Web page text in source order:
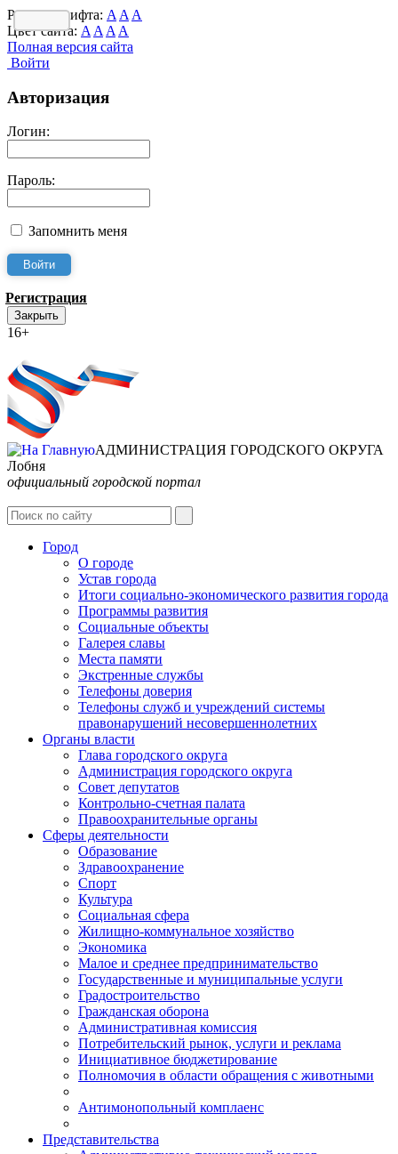
Размер шрифта: A A A
Цвет сайта: A A A A
Полная версия сайта
Войти
Авторизация
Логин:
Пароль:
Запомнить меня
Регистрация
Закрыть
16+
АДМИНИСТРАЦИЯ ГОРОДСКОГО ОКРУГА
Лобня
официальный городской портал
Город
О городе
Устав города
Итоги социально-экономического развития города
Программы развития
Социальные объекты
Галерея славы
Места памяти
Экстренные службы
Телефоны доверия
Телефоны служб и учреждений системы
правонарушений несовершеннолетних
Органы власти
Глава городского округа
Администрация городcкого округа
Совет депутатов
Контрольно-счетная палата
Правоохранительные органы
Сферы деятельности
Образование
Здравоохранение
Спорт
Культура
Социальная сфера
Жилищно-коммунальное хозяйство
Экономика
Малое и среднее предпринимательство
Государственные и муниципальные услуги
Градостроительство
Гражданская оборона
Административная комиссия
Потребительский рынок, услуги и реклама
Инициативное бюджетирование
Полномочия в области обращения с животными
Антимонопольный комплаенс
Представительства